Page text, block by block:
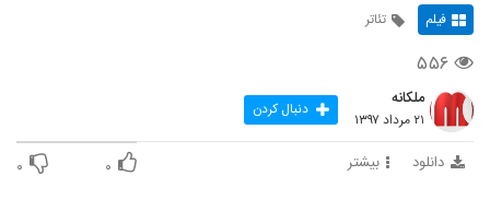
فیلم تئاتر
۵۵۶
ملکانه
۲۱ مرداد ۱۳۹۷ دنبال کردن
دانلود بیشتر ۰ ۰